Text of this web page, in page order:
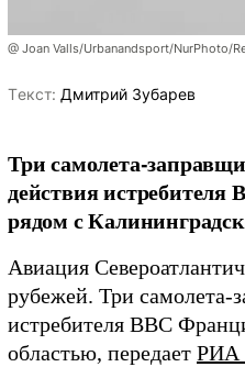
@ Joan Valls/Urbanandsport/NurPhoto/
Tекст: Дмитрий Зубарев
Три самолета-
действия
рядом с
Авиация
рубежей. Три самолета-
истребителя ВВС
областью, передает РИА